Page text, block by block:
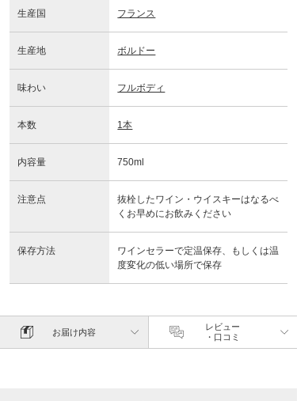
生産国 フランス
生産地 ボルドー
味わい フルボディ
本数 1本
内容量 750ml
注意点
抜栓したワイン・ウイスキーはなるべ
くお早めにお飲みください
保存方法
ワインセラーで定温保存、もしくは温
度変化の低い場所で保存
お届け内容
レビュー
・口コミ